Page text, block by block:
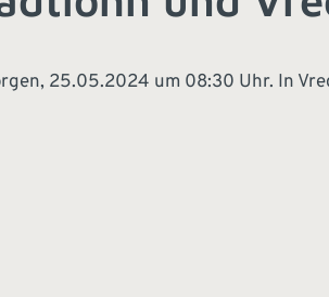
25.05.2024 um 08:30 Uhr. In